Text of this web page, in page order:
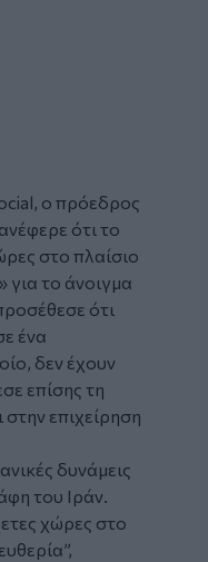
ο πρόεδρος
ανέφερε ότι το
στο πλαίσιο
για το άνοιγμα
ότι
ένα
δεν έχουν
επίσης τη
επιχείρηση
δυνάμεις
του Ιράν.
χώρες στο